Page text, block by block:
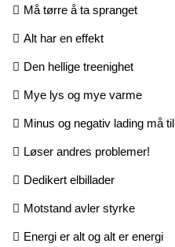
Må tørre å ta spranget
Alt har en effekt
Den hellige treenighet
Mye lys og mye varme
Minus og negativ lading må til
Løser andres problemer!
Dedikert elbillader
Motstand avler styrke
Energi er alt og alt er energi